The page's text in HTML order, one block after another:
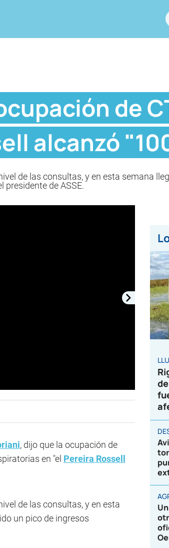
de
alcanzó
de las consultas, y en esta semana
presidente de ASSE.
, dijo que la ocupación de
en "el Pereira Rossell
de las consultas, y en esta
un pico de ingresos